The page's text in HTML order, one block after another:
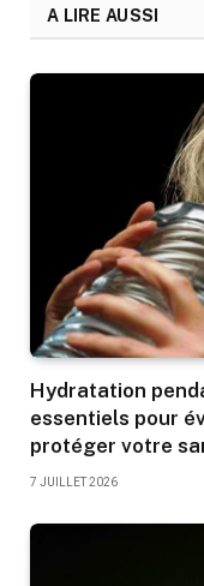
A LIRE AUSSI
Hydratation
essentiels pour
protéger votre
7 JUILLET 2026